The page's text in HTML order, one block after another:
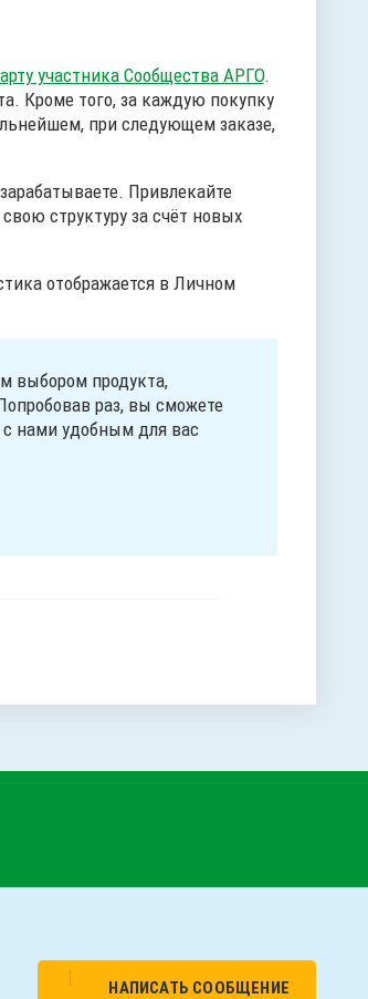
участника Сообщества АРГО.
Кроме того, за каждую покупку
при следующем заказе,
Привлекайте
структуру за счёт новых
отображается в Личном
выбором продукта,
раз, вы сможете
нами удобным для вас
НАПИСАТЬ СООБЩЕНИЕ